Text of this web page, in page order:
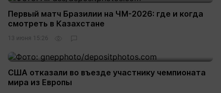
Первый матч Бразилии на ЧМ-2026: где и когда
смотреть в Казахстане
13 июня 15:26
США отказали во въезде участнику чемпионата
мира из Европы